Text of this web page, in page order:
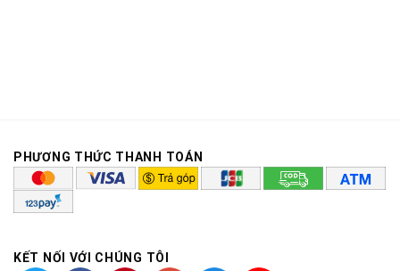
PHƯƠNG THỨC THANH TOÁN
KẾT NỐI VỚI CHÚNG TÔI